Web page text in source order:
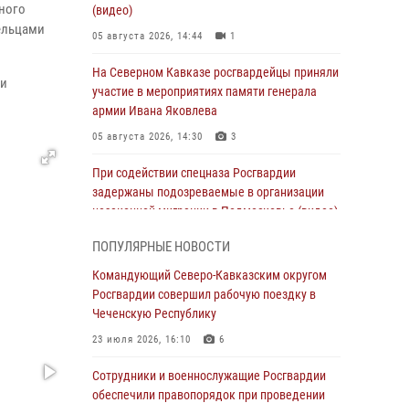
(видео)
05 августа 2026, 14:44 1
На Северном Кавказе росгвардейцы приняли
участие в мероприятиях памяти генерала
армии Ивана Яковлева
05 августа 2026, 14:30 3
При содействии спецназа Росгвардии
задержаны подозреваемые в организации
незаконной миграции в Подмосковье (видео)
В Великом Новгороде СОБР Росгвардии
оказал содействие в задержании
подозреваемых в причинении
имущественного ущерба
Формулу безопасности показал спецназ
ПОПУЛЯРНЫЕ НОВОСТИ
Командующий Северо-Кавказским округом
Росгвардии совершил рабочую поездку в
Чеченскую Республику
23 июля 2026, 16:10 6
Сотрудники и военнослужащие Росгвардии
обеспечили правопорядок при проведении